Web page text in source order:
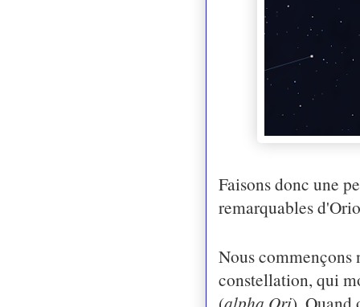
Faisons donc une
remarquables
Nous
constellation, qui